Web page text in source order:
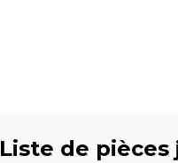
Liste de pièces